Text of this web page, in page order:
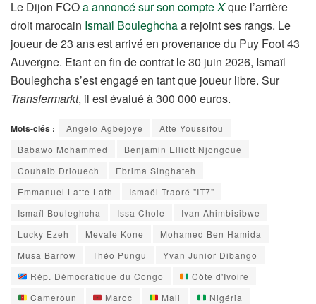
Le Dijon FCOa annoncé sur son compteXque l’arrière
droit marocain Ismaïl Bouleghchaa rejoint ses rangs. Le
joueur de 23 ans est arrivé en provenance du Puy Foot 43
Auvergne. Etant en fin de contrat le 30 juin 2026, Ismaïl
Bouleghcha s’est engagé en tant que joueur libre. Sur
Transfermarkt, il est évalué à 300 000 euros.
Mots-clés : Angelo Agbejoye
Atte Youssifou
Babawo Mohammed
Benjamin Elliott Njongoue
Couhaib Driouech
Ebrima Singhateh
Emmanuel Latte Lath
Ismaël Traoré "IT7"
Ismaïl Bouleghcha
Issa Chole
Ivan Ahimbisibwe
Lucky Ezeh
Mevale Kone
Mohamed Ben Hamida
Musa Barrow
Théo Pungu
Yvan Junior Dibango
Rép. Démocratique du Congo
Côte d'Ivoire
Cameroun
Maroc Mali
Nigéria